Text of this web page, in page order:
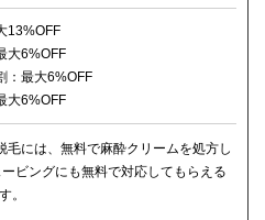
13%OFF
大6%OFF
：最大6%OFF
大6%OFF
には、無料で麻酔クリームを処方し
ビングにも無料で対応してもらえる
。